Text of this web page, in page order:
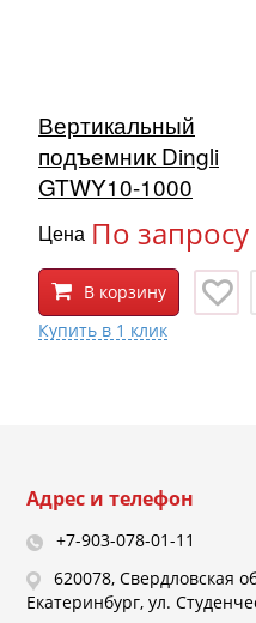
Вертикальный
подъемник Dingli
GTWY10-1000
Цена По запросу
В корзину
Адрес и телефон
+7-903-078-01-11
620078, Свердловская
Екатеринбург, ул.